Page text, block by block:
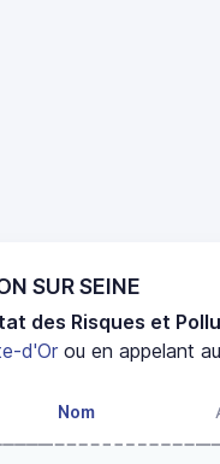
SUR SEINE
des Risques et
d'Or ou en appelant
Nom